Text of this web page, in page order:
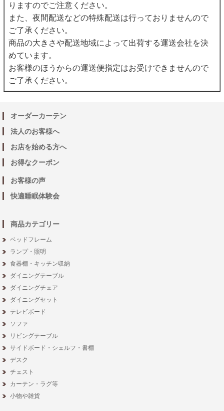
りますのでご注意ください。
また、夜間配送などの特殊配送は行っておりませんので
ご了承ください。
商品の大きさや配送地域によって出荷する運送会社を決
めています。
お客様のほうからの運送便指定はお受けできませんので
ご了承ください。
オーダーカーテン
法人のお客様へ
お店を始める方へ
お得なクーポン
お客様の声
快適睡眠体験会
商品カテゴリー
ベッドフレーム
ランプ・照明
食器棚・キッチン収納
ダイニングテーブル
ダイニングチェア
ダイニングセット
テレビボード
ソファ
リビングテーブル
サイドボード・シェルフ・書棚
デスク
チェスト
カーテン・ラグ等
小物や雑貨